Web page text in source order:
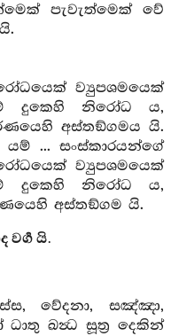
පැවැත්මෙක් වේ
ව්‍යුපශමයෙක්
දුකෙහි නිරෝධ ය,
අස්තඞ්ගමය යි.
... සංස්කාරයන්ගේ
ව්‍යුපශමයෙක්
දුකෙහි නිරෝධ ය,
අස්තඞ්ගම යි.
වර්‍ග යි.
වේදනා, සඤ්ඤා,
ඛන්‍ධ සූත්‍ර දෙකින්